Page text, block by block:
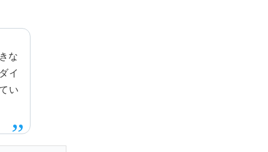
な
イ
い